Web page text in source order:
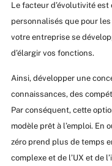
Le facteur d’évolutivité
personnalisés que pour
votre entreprise se
d’élargir vos fonctions.
Ainsi, développer une
connaissances, des
Par conséquent, cette
modèle prêt à l’emploi. En
zéro prend plus de temps
complexe et de l’UX et de